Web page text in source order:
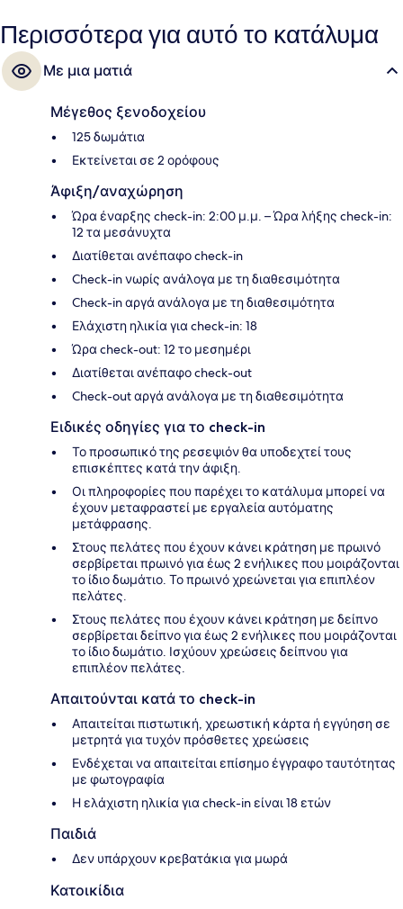
Περισσότερα για αυτό το κατάλυμα
Με μια ματιά
Μέγεθος ξενοδοχείου
125 δωμάτια
Εκτείνεται σε 2 ορόφους
Άφιξη/αναχώρηση
Ώρα έναρξης check-in: 2:00 μ.μ. – Ώρα λήξης check-in:
12 τα μεσάνυχτα
Διατίθεται ανέπαφο check-in
Check-in νωρίς ανάλογα με τη διαθεσιμότητα
Check-in αργά ανάλογα με τη διαθεσιμότητα
Ελάχιστη ηλικία για check-in: 18
Ώρα check-out: 12 το μεσημέρι
Διατίθεται ανέπαφο check-out
Check-out αργά ανάλογα με τη διαθεσιμότητα
Ειδικές οδηγίες για το check-in
Το προσωπικό της ρεσεψιόν θα υποδεχτεί τους
επισκέπτες κατά την άφιξη.
Οι πληροφορίες που παρέχει το κατάλυμα μπορεί να
έχουν μεταφραστεί με εργαλεία αυτόματης
μετάφρασης.
Στους πελάτες που έχουν κάνει κράτηση με πρωινό
σερβίρεται πρωινό για έως 2 ενήλικες που μοιράζονται
το ίδιο δωμάτιο. Το πρωινό χρεώνεται για επιπλέον
πελάτες.
Στους πελάτες που έχουν κάνει κράτηση με δείπνο
σερβίρεται δείπνο για έως 2 ενήλικες που μοιράζονται
το ίδιο δωμάτιο. Ισχύουν χρεώσεις δείπνου για
επιπλέον πελάτες.
Απαιτούνται κατά το check-in
Απαιτείται πιστωτική, χρεωστική κάρτα ή εγγύηση σε
μετρητά για τυχόν πρόσθετες χρεώσεις
Ενδέχεται να απαιτείται επίσημο έγγραφο ταυτότητας
με φωτογραφία
Η ελάχιστη ηλικία για check-in είναι 18 ετών
Παιδιά
Δεν υπάρχουν κρεβατάκια για μωρά
Κατοικίδια